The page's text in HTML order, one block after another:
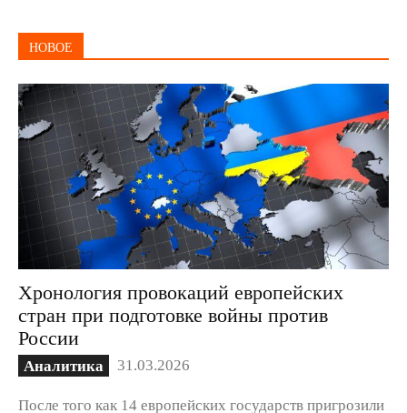
НОВОЕ
Хронология провокаций европейских
стран при подготовке войны против
России
Аналитика 31.03.2026
После того как 14 европейских государств пригрозили